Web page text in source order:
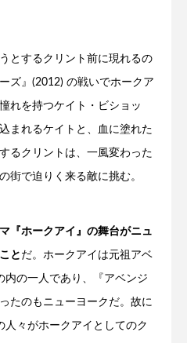
とするクリント前に現れるの
ズ』(2012) の戦いでホークア
れを持つケイト・ビショッ
まれるケイトと、血に塗れた
るクリントは、一風変わった
街で迫りく来る敵に挑む。
マ『ホークアイ』の舞台がニュ
と だ。ホークアイは元祖アベ
内の一人であり、『アベンジ
たのもニューヨークだ。故に
々がホークアイとしてのク